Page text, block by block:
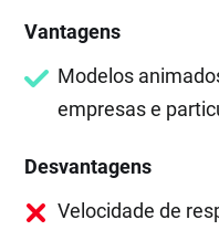
Vantagens
Modelos
empresas e
Desvantagens
Velocidade de